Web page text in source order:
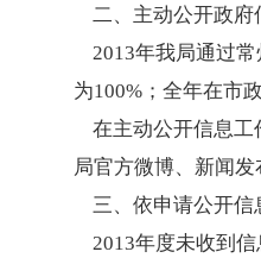
二、主动公开政府
2013年我局通过常
为100%；全年在市
在主动公开信息工
局官方微博、新闻发
三、依申请公开信
2013年度未收到信